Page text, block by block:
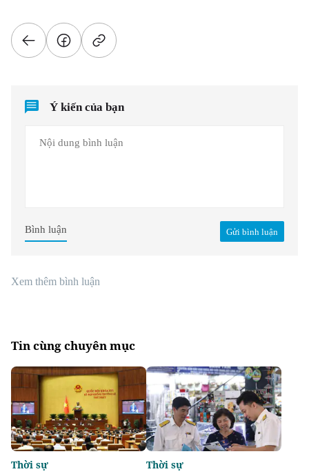
Ý kiến của bạn
Gửi bình luận
Bình luận
Xem thêm bình luận
Tin cùng chuyên mục
Thời sự Thời sự